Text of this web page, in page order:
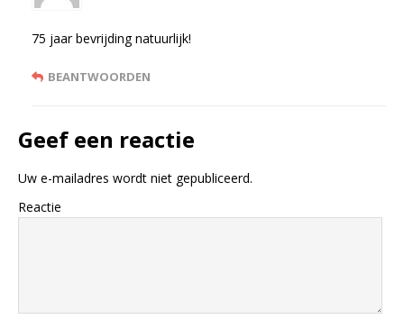
75 jaar bevrijding natuurlijk!
BEANTWOORDEN
Geef een reactie
Uw e-mailadres wordt niet gepubliceerd.
Reactie